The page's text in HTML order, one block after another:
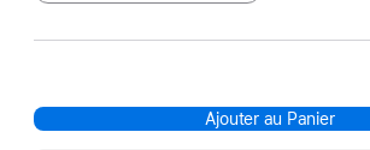
Ajouter au Panier